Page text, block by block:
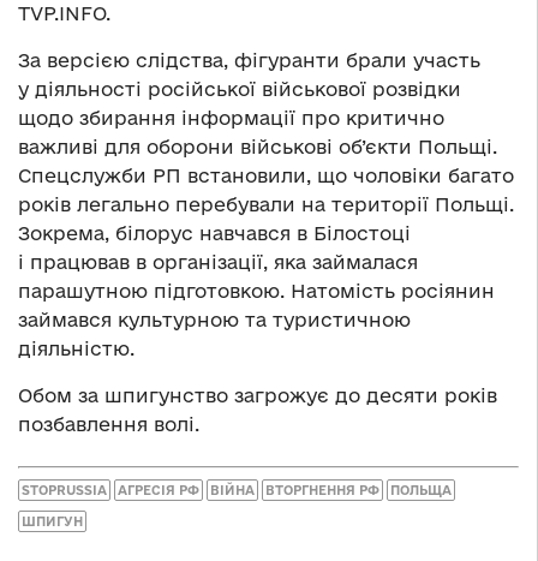
TVP.INFO.
За версією слідства, фігуранти брали участь
у діяльності російської військової розвідки
щодо збирання інформації про критично
важливі для оборони військові об’єкти Польщі.
Спецслужби РП встановили, що чоловіки багато
років легально перебували на території Польщі.
Зокрема, білорус навчався в Білостоці
і працював в організації, яка займалася
парашутною підготовкою. Натомість росіянин
займався культурною та туристичною
діяльністю.
Обом за шпигунство загрожує до десяти років
позбавлення волі.
STOPRUSSIA АГРЕСІЯ РФ ВІЙНА ВТОРГНЕННЯ РФ ПОЛЬЩА
ШПИГУН